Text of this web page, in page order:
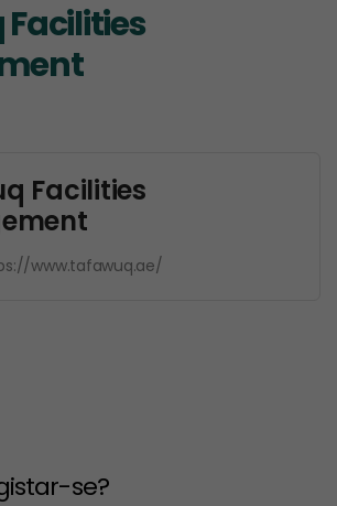
Facilities
www.tafawuq.ae/
se?